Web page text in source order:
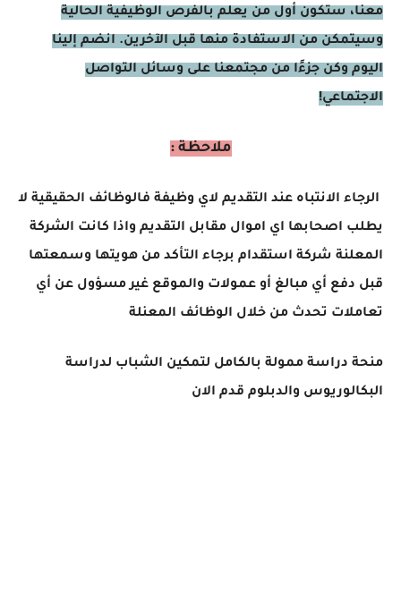
معنا، ستكون أول من يعلم بالفرص الوظيفية الحالية
وسيتمكن من الاستفادة منها قبل الآخرين. انضم إلينا
اليوم وكن جزءًا من مجتمعنا على وسائل التواصل
الاجتماعي!
ملاحظة :
الرجاء الانتباه عند التقديم لاي وظيفة فالوظائف الحقيقية لا
يطلب اصحابها اي اموال مقابل التقديم واذا كانت الشركة
المعلنة شركة استقدام برجاء التأكد من هويتها وسمعتها
قبل دفع أي مبالغ أو عمولات والموقع غير مسؤول عن أي
تعاملات تحدث من خلال الوظائف المعنلة
منحة دراسة ممولة بالكامل لتمكين الشباب لدراسة
البكالوريوس والدبلوم قدم الان